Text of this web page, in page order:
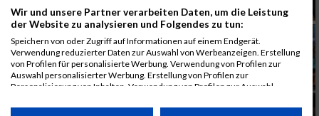
Wir und unsere Partner verarbeiten Daten, um die Leistung
der Website zu analysieren und Folgendes zu tun:
Speichern von oder Zugriff auf Informationen auf einem Endgerät.
Verwendung reduzierter Daten zur Auswahl von Werbeanzeigen. Erstellung
von Profilen für personalisierte Werbung. Verwendung von Profilen zur
Auswahl personalisierter Werbung. Erstellung von Profilen zur
Personalisierung von Inhalten. Verwendung von Profilen zur Auswahl
Performance von Inhalten. Analyse von Zielgruppen durch Statistiken oder